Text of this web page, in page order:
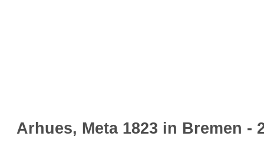
Arhues, Meta 1823 in Bremen -